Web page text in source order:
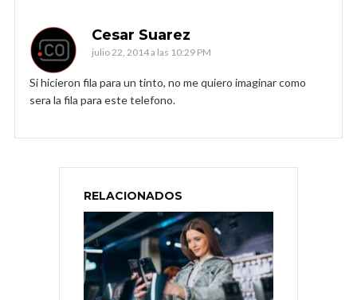
Cesar Suarez
julio 22, 2014 a las 10:29 PM
Si hicieron fila para un tinto, no me quiero imaginar como
sera la fila para este telefono.
RELACIONADOS